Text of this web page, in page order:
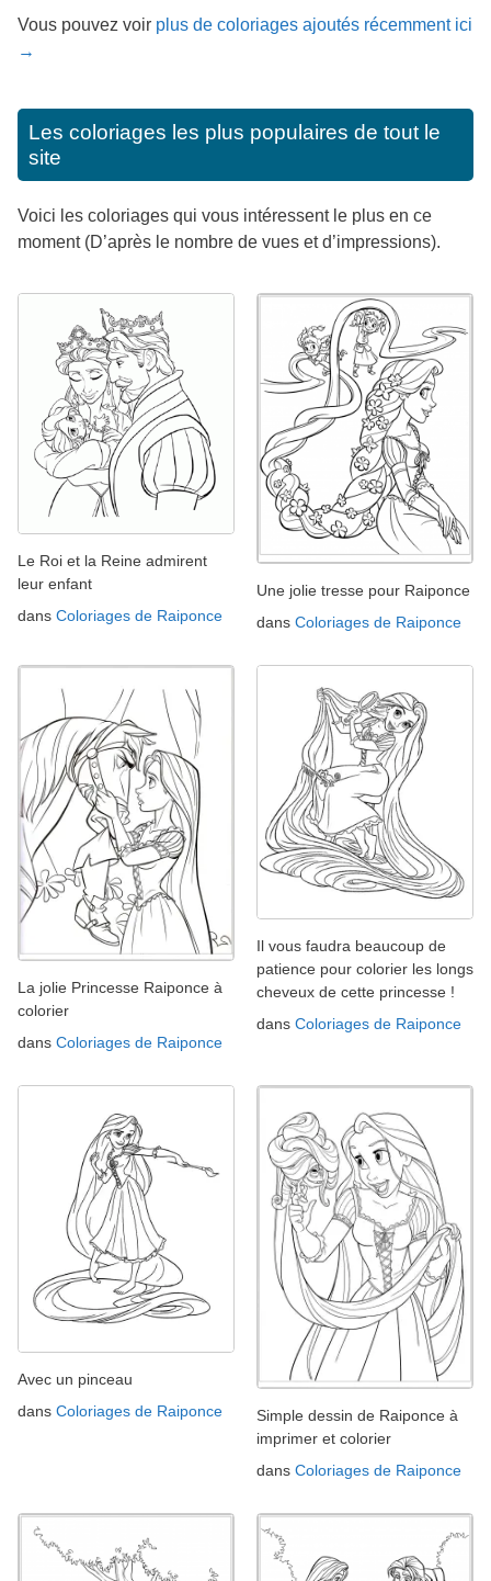
Vous pouvez voir plus de coloriages ajoutés récemment ici
→
Les coloriages les plus populaires de tout le
site
Voici les coloriages qui vous intéressent le plus en ce
moment (D’après le nombre de vues et d’impressions).
Le Roi et la Reine admirent
leur enfant
dans Coloriages de Raiponce
Une jolie tresse pour Raiponce
dans Coloriages de Raiponce
La jolie Princesse Raiponce à
colorier
dans Coloriages de Raiponce
Il vous faudra beaucoup de
patience pour colorier les longs
cheveux de cette princesse !
dans Coloriages de Raiponce
Avec un pinceau
dans Coloriages de Raiponce
Simple dessin de Raiponce à
imprimer et colorier
dans Coloriages de Raiponce